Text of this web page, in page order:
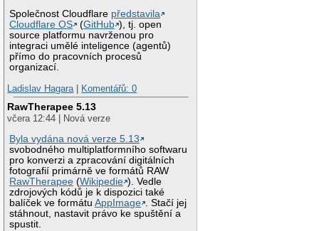
Společnost Cloudflare představila
Cloudflare OS
(GitHub ), tj. open
source platformu navrženou pro
integraci umělé inteligence (agentů)
přímo do pracovních procesů
organizací.
Ladislav Hagara
Komentářů: 0
RawTherapee 5.13
včera 12:44 | Nová verze
Byla vydána nová verze 5.13
svobodného multiplatformního softwaru
pro konverzi a zpracování digitálních
fotografií primárně ve formátů RAW
RawTherapee (Wikipedie ). Vedle
zdrojových kódů je k dispozici také
balíček ve formátuAppImage . Stačí jej
stáhnout, nastavit právo ke spuštění a
spustit.